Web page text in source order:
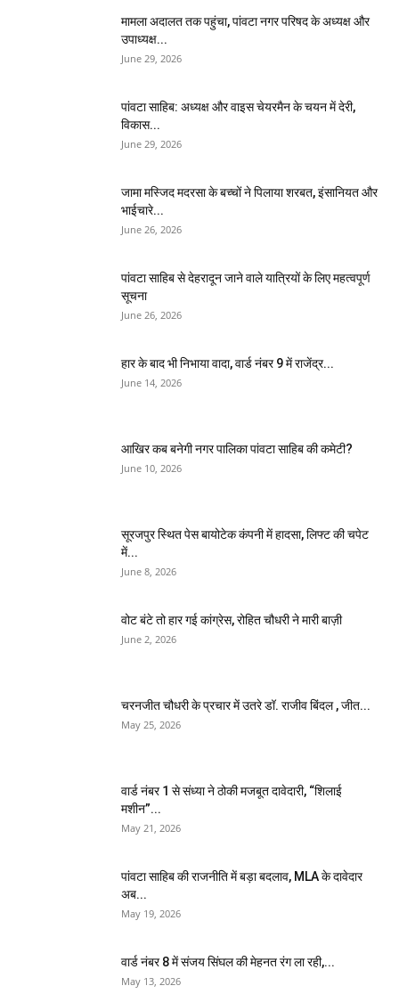
मामला अदालत तक पहुंचा, पांवटा नगर परिषद के अध्यक्ष और
उपाध्यक्ष...
June 29, 2026
पांवटा साहिब: अध्यक्ष और वाइस चेयरमैन के चयन में देरी,
विकास...
June 29, 2026
जामा मस्जिद मदरसा के बच्चों ने पिलाया शरबत, इंसानियत और
भाईचारे...
June 26, 2026
पांवटा साहिब से देहरादून जाने वाले यात्रियों के लिए महत्वपूर्ण
सूचना
June 26, 2026
हार के बाद भी निभाया वादा, वार्ड नंबर 9 में राजेंद्र...
June 14, 2026
आखिर कब बनेगी नगर पालिका पांवटा साहिब की कमेटी?
June 10, 2026
सूरजपुर स्थित पेस बायोटेक कंपनी में हादसा, लिफ्ट की चपेट
में...
June 8, 2026
वोट बंटे तो हार गई कांग्रेस, रोहित चौधरी ने मारी बाज़ी
June 2, 2026
चरनजीत चौधरी के प्रचार में उतरे डॉ. राजीव बिंदल , जीत...
May 25, 2026
वार्ड नंबर 1 से संध्या ने ठोकी मजबूत दावेदारी, “शिलाई
मशीन”...
May 21, 2026
पांवटा साहिब की राजनीति में बड़ा बदलाव, MLA के दावेदार
अब...
May 19, 2026
वार्ड नंबर 8 में संजय सिंघल की मेहनत रंग ला रही,...
May 13, 2026